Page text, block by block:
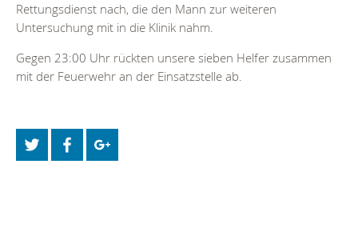
Rettungsdienst nach, die den Mann zur weiteren
Untersuchung mit in die Klinik nahm.
Gegen 23:00 Uhr rückten unsere sieben Helfer zusammen
mit der Feuerwehr an der Einsatzstelle ab.